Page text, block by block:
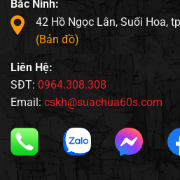
Bắc Ninh:
42 Hồ Ngọc Lân, Suối Hoa,
(Bản đồ)
Liên Hệ:
SĐT: 0964.308.308
Email: cskh@suachua60s.com